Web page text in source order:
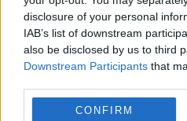
disclosure of your personal
IAB’s list of downstream
also be disclosed by us to third
Downstream Participants that
CONFIRM